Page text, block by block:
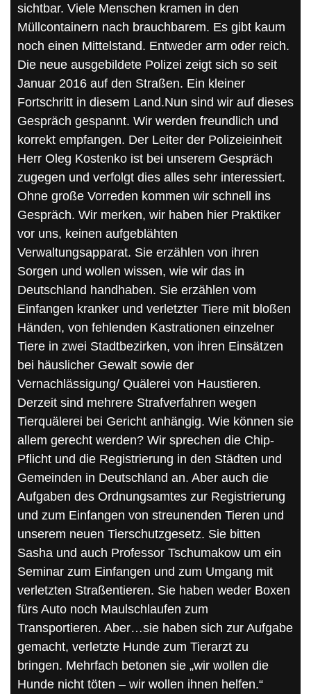
sichtbar. Viele Menschen kramen in den
Müllcontainern nach brauchbarem. Es gibt kaum
noch einen Mittelstand. Entweder arm oder reich.
Die neue ausgebildete Polizei zeigt sich so seit
Januar 2016 auf den Straßen. Ein kleiner
Fortschritt in diesem Land.Nun sind wir auf dieses
Gespräch gespannt. Wir werden freundlich und
korrekt empfangen. Der Leiter der Polizeieinheit
Herr Oleg Kostenko ist bei unserem Gespräch
zugegen und verfolgt dies alles sehr interessiert.
Ohne große Vorreden kommen wir schnell ins
Gespräch. Wir merken, wir haben hier Praktiker
vor uns, keinen aufgeblähten
Verwaltungsapparat. Sie erzählen von ihren
Sorgen und wollen wissen, wie wir das in
Deutschland handhaben. Sie erzählen vom
Einfangen kranker und verletzter Tiere mit bloßen
Händen, von fehlenden Kastrationen einzelner
Tiere in zwei Stadtbezirken, von ihren Einsätzen
bei häuslicher Gewalt sowie der
Vernachlässigung/ Quälerei von Haustieren.
Derzeit sind mehrere Strafverfahren wegen
Tierquälerei bei Gericht anhängig. Wie können sie
allem gerecht werden? Wir sprechen die Chip-
Pflicht und die Registrierung in den Städten und
Gemeinden in Deutschland an. Aber auch die
Aufgaben des Ordnungsamtes zur Registrierung
und zum Einfangen von streunenden Tieren und
unserem neuen Tierschutzgesetz. Sie bitten
Sasha und auch Professor Tschumakow um ein
Seminar zum Einfangen und zum Umgang mit
verletzten Straßentieren. Sie haben weder Boxen
fürs Auto noch Maulschlaufen zum
Transportieren. Aber…sie haben sich zur Aufgabe
gemacht, verletzte Hunde zum Tierarzt zu
bringen. Mehrfach betonen sie „wir wollen die
Hunde nicht töten – wir wollen ihnen helfen.“